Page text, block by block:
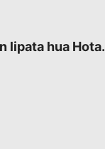
lipata hua Hota.